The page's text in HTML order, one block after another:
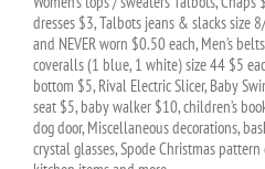
dresses $3, Talbots jeans & slacks size
and NEVER worn $0.50 each, Men’s
coveralls (1 blue, 1 white) size 44 $5
bottom $5, Rival Electric Slicer, Baby
seat $5, baby walker $10, children’s
dog door, Miscellaneous decorations,
crystal glasses, Spode Christmas